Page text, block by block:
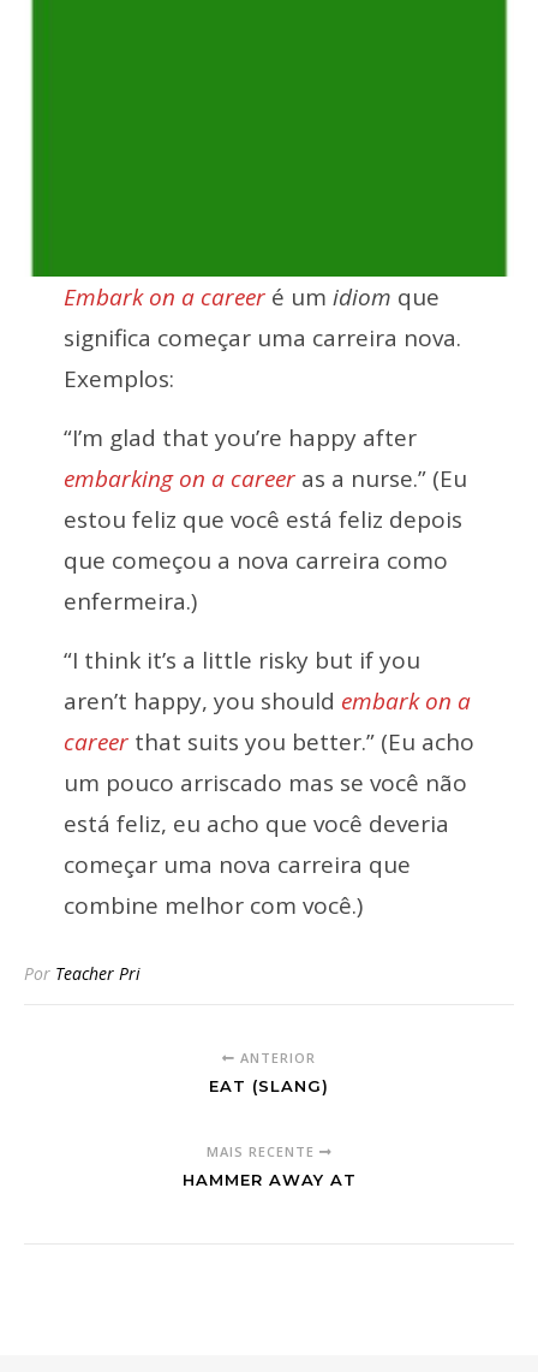
Embark on a careeré um idiom que
significa começar uma carreira nova.
Exemplos:
“I’m glad that you’re happy after
embarking on a careeras a nurse.” (Eu
estou feliz que você está feliz depois
que começou a nova carreira como
enfermeira.)
“I think it’s a little risky but if you
aren’t happy, you should embark on a
careerthat suits you better.” (Eu acho
um pouco arriscado mas se você não
está feliz, eu acho que você deveria
começar uma nova carreira que
combine melhor com você.)
Por Teacher Pri
ANTERIOR
EAT (SLANG)
MAIS RECENTE
HAMMER AWAY AT